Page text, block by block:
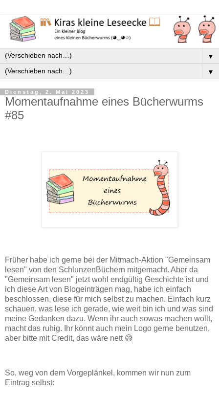
▼
▼
Dienstag, 2. Mai 2023
Momentaufnahme eines Bücherwurms
#85
Früher habe ich gerne bei der Mitmach-Aktion "Gemeinsam
lesen" von den SchlunzenBüchern mitgemacht. Aber da
"Gemeinsam lesen" jetzt wohl endgültig Geschichte ist und
ich diese Art von Blogeinträgen mag, habe ich einfach
beschlossen, diese für mich selbst zu machen. Einfach kurz
schauen, was lese ich gerade, wie weit bin ich und was sind
meine Gedanken dazu. Wenn ihr auch sowas machen wollt,
macht das ruhig. Ihr könnt auch mein Logo gerne benutzen,
aber bitte mit Credit, das wäre nett 😅
So, weg von dem Vorgeplänkel, kommen wir nun zum
Eintrag selbst: